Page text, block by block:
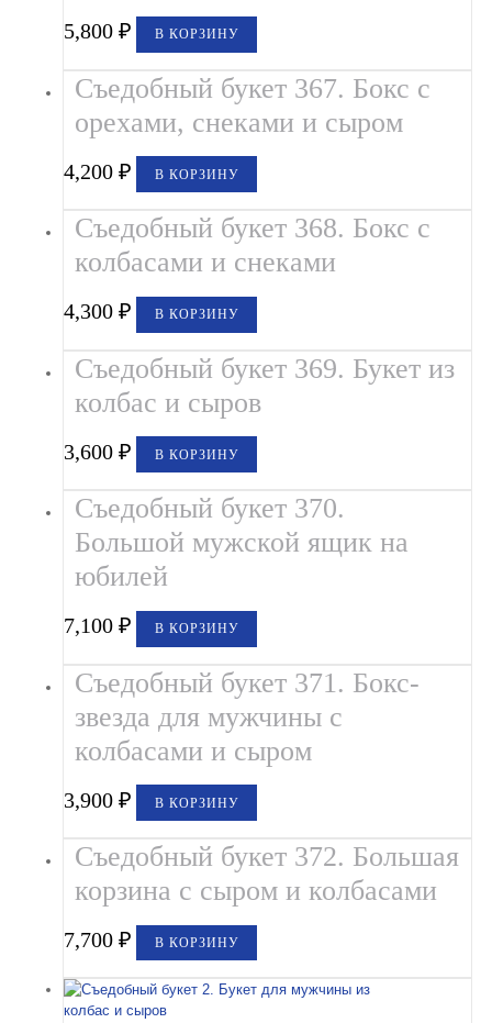
5,800₽ В КОРЗИНУ
Съедобный букет 367. Бокс с
орехами, снеками и сыром
4,200₽ В КОРЗИНУ
Съедобный букет 368. Бокс с
колбасами и снеками
4,300₽ В КОРЗИНУ
Съедобный букет 369. Букет из
колбас и сыров
3,600₽ В КОРЗИНУ
Съедобный букет 370.
Большой мужской ящик на
юбилей
7,100₽ В КОРЗИНУ
Съедобный букет 371. Бокс-
звезда для мужчины с
колбасами и сыром
3,900₽ В КОРЗИНУ
Съедобный букет 372. Большая
корзина с сыром и колбасами
7,700₽ В КОРЗИНУ